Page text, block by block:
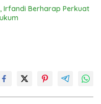
Irfandi Berharap Perkuat